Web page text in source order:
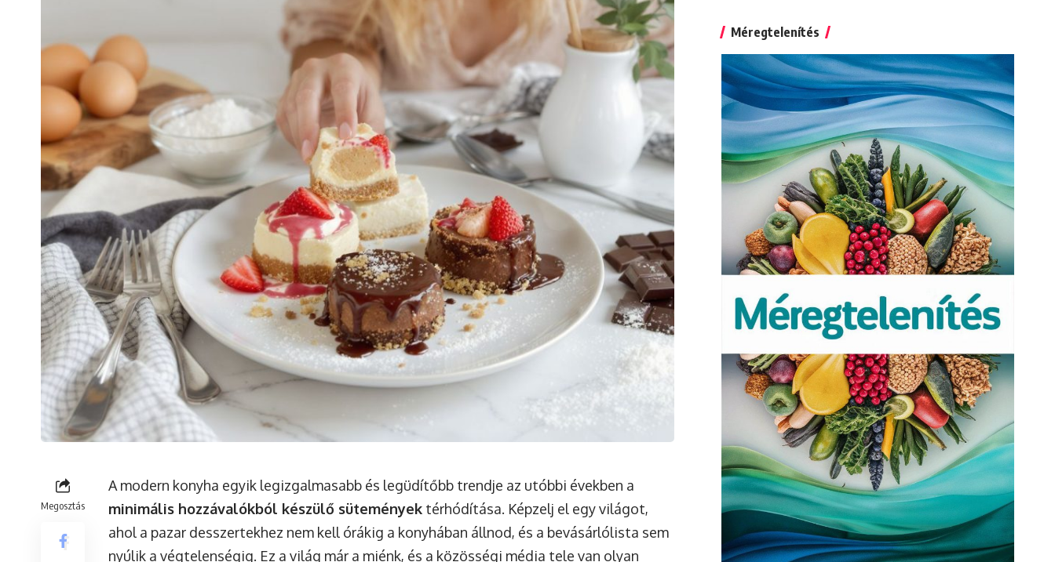
Megosztás
A modern konyha egyik legizgalmasabb és legüdítőbb trendje az utóbbi években a
minimális hozzávalókból készülő sütemények térhódítása. Képzelj el egy világot,
ahol a pazar desszertekhez nem kell órákig a konyhában állnod, és a bevásárlólista sem
nyúlik a végtelenségig. Ez a világ már a miénk, és a közösségi média tele van olyan
Méregtelenítés